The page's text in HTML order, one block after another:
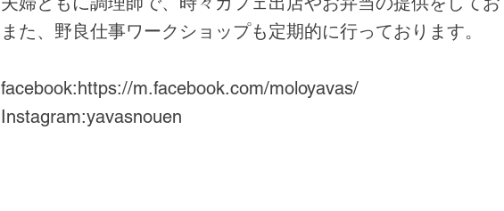
また、野良仕事ワークショップも定期的に行っております。
facebook:https://m.facebook.com/moloyavas/
Instagram:yavasnouen